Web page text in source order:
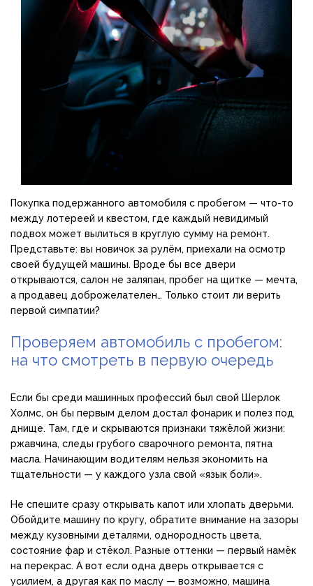
Покупка подержанного автомобиля с пробегом — что-то
между лотереей и квестом, где каждый невидимый
подвох может вылиться в круглую сумму на ремонт.
Представьте: вы новичок за рулём, приехали на осмотр
своей будущей машины. Вроде бы все двери
открываются, салон не заляпан, пробег на щитке — мечта,
а продавец доброжелателен… Только стоит ли верить
первой симпатии?
Проверяем автомобиль с пробегом:
на что смотреть в первую очередь
Если бы среди машинных профессий был свой Шерлок
Холмс, он бы первым делом достал фонарик и полез под
днище. Там, где и скрываются признаки тяжёлой жизни:
ржавчина, следы грубого сварочного ремонта, пятна
масла. Начинающим водителям нельзя экономить на
тщательности — у каждого узла свой «язык боли».
Не спешите сразу открывать капот или хлопать дверьми.
Обойдите машину по кругу, обратите внимание на зазоры
между кузовными деталями, однородность цвета,
состояние фар и стёкол. Разные оттенки — первый намёк
на перекрас. А вот если одна дверь открывается с
усилием, а другая как по маслу — возможно, машина